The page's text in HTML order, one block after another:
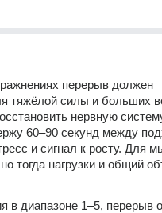
перерыв должен
тяжёлой силы и больших
нервную
60–90 секунд между
и сигнал к росту. Для
тогда нагрузки и общий
в диапазоне 1–5, перерыв